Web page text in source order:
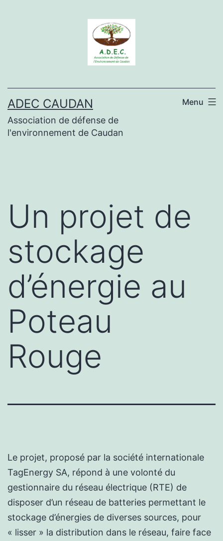
ADEC CAUDAN
Association de défense de
l'environnement de Caudan
Menu
Un projet de
stockage
d’énergie au
Poteau
Rouge
Le projet, proposé par la société internationale
TagEnergy SA, répond à une volonté du
gestionnaire du réseau électrique (RTE) de
disposer d’un réseau de batteries permettant le
stockage d’énergies de diverses sources, pour
« lisser » la distribution dans le réseau, faire face